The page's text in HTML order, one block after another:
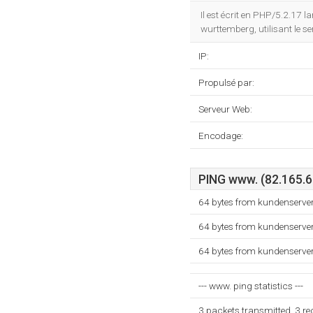
Il est écrit en PHP/5.2.17
wurttemberg, utilisant le
IP:
Propulsé par:
Serveur Web:
Encodage:
PING www.
64 bytes from
64 bytes from
64 bytes from
--- www. ping statistics ---
3 packets transmitted, 3